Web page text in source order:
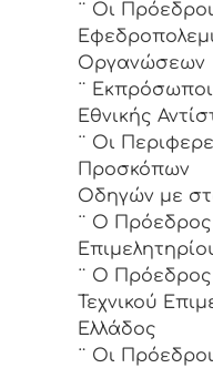
¨ Οι
Οργανώσεων
¨
Εθνικής
¨ Οι
Προσκόπων
Οδηγών με
¨ Ο
¨ Ο Πρόεδρος
Τεχνικού
Ελλάδος
¨ Οι